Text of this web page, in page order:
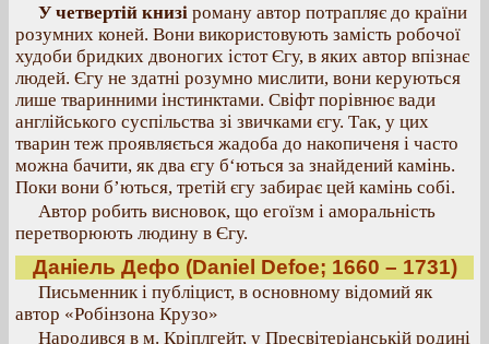
У четвертій книзі роману автор потрапляє до країни
розумних коней. Вони використовують замість робочої
худоби бридких двоногих істот Єгу, в яких автор впізнає
людей. Єгу не здатні розумно мислити, вони керуються
лише тваринними інстинктами. Свіфт порівнює вади
англійського суспільства зі звичками єгу. Так, у цих
тварин теж проявляється жадоба до накопиченя і часто
можна бачити, як два єгу б‘ються за знайдений камінь.
Поки вони б’ються, третій єгу забирає цей камінь собі.
Автор робить висновок, що егоїзм і аморальність
перетворюють людину в Єгу.
Даніель Дефо (Daniel Defoe; 1660 – 1731)
Письменник і публіцист, в основному відомий як
автор «Робінзона Крузо»
Народився в м. Кріплгейт, у Пресвітеріанській родині